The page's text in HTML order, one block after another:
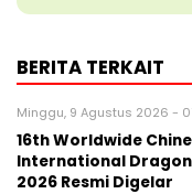
BERITA TERKAIT
Minggu, 9 Agustus 2026 -
16th Worldwide
International
2026 Resmi Digelar